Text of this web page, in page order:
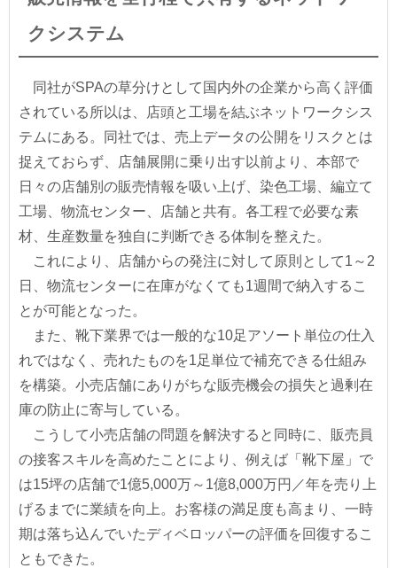
クシステム
同社がSPAの草分けとして国内外の企業から高く評価
されている所以は、店頭と工場を結ぶネットワークシス
テムにある。同社では、売上データの公開をリスクとは
捉えておらず、店舗展開に乗り出す以前より、本部で
日々の店舗別の販売情報を吸い上げ、染色工場、編立て
工場、物流センター、店舗と共有。各工程で必要な素
材、生産数量を独自に判断できる体制を整えた。
これにより、店舗からの発注に対して原則として1～2
日、物流センターに在庫がなくても1週間で納入するこ
とが可能となった。
また、靴下業界では一般的な10足アソート単位の仕入
れではなく、売れたものを1足単位で補充できる仕組み
を構築。小売店舗にありがちな販売機会の損失と過剰在
庫の防止に寄与している。
こうして小売店舗の問題を解決すると同時に、販売員
の接客スキルを高めたことにより、例えば「靴下屋」で
は15坪の店舗で1億5,000万～1億8,000万円／年を売り上
げるまでに業績を向上。お客様の満足度も高まり、一時
期は落ち込んでいたディベロッパーの評価を回復するこ
ともできた。